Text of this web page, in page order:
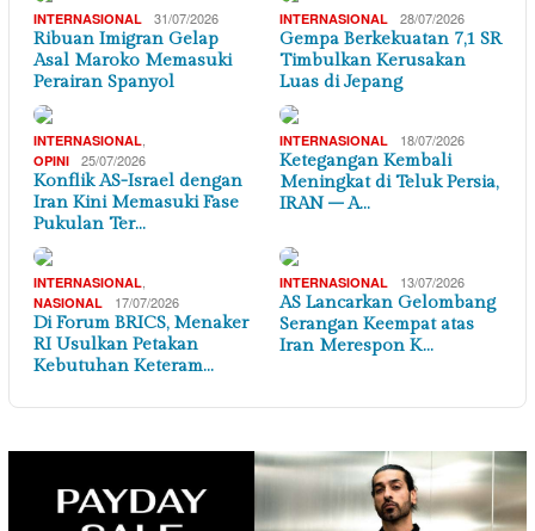
INTERNASIONAL 31/07/2026
Ribuan Imigran Gelap
Asal Maroko Memasuki
Perairan Spanyol
INTERNASIONAL 28/07/2026
Gempa Berkekuatan 7,1 SR
Timbulkan Kerusakan
Luas di Jepang
INTERNASIONAL
OPINI 25/07/2026
Konflik AS-Israel dengan
Iran Kini Memasuki Fase
Pukulan Ter…
INTERNASIONAL 18/07/2026
Ketegangan Kembali
Meningkat di Teluk Persia,
IRAN – A…
INTERNASIONAL
NASIONAL 17/07/2026
Di Forum BRICS, Menaker
RI Usulkan Petakan
Kebutuhan Keteram…
INTERNASIONAL 13/07/2026
AS Lancarkan Gelombang
Serangan Keempat atas
Iran Merespon K…